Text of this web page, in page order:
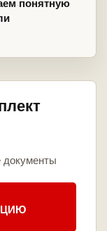
понятную
документы